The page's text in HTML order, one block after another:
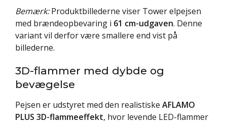
Bemærk:Produktbillederne viser Tower elpejsen
med brændeopbevaring i 61 cm-udgaven. Denne
variant vil derfor være smallere end vist på
billederne.
3D-flammer med dybde og
bevægelse
Pejsen er udstyret med den realistiske AFLAMO
PLUS 3D-flammeeffekt, hvor levende LED-flammer